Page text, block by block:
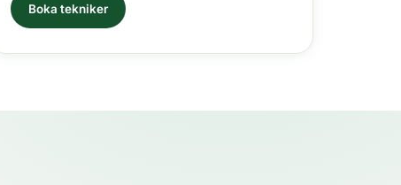
Boka tekniker